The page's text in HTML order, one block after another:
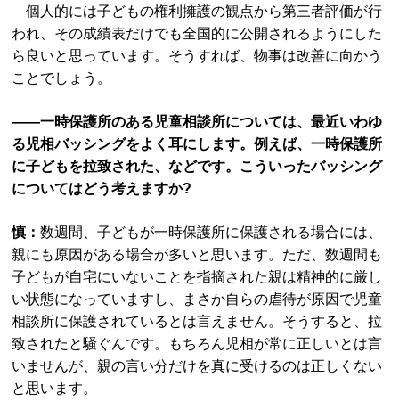
個人的には子どもの権利擁護の観点から第三者評価が行
われ、その成績表だけでも全国的に公開されるようにした
ら良いと思っています。そうすれば、物事は改善に向かう
ことでしょう。
――一時保護所のある児童相談所については、最近いわゆ
る児相バッシングをよく耳にします。例えば、一時保護所
に子どもを拉致された、などです。こういったバッシング
についてはどう考えますか?
慎：数週間、子どもが一時保護所に保護される場合には、
親にも原因がある場合が多いと思います。ただ、数週間も
子どもが自宅にいないことを指摘された親は精神的に厳し
い状態になっていますし、まさか自らの虐待が原因で児童
相談所に保護されているとは言えません。そうすると、拉
致されたと騒ぐんです。もちろん児相が常に正しいとは言
いませんが、親の言い分だけを真に受けるのは正しくない
と思います。